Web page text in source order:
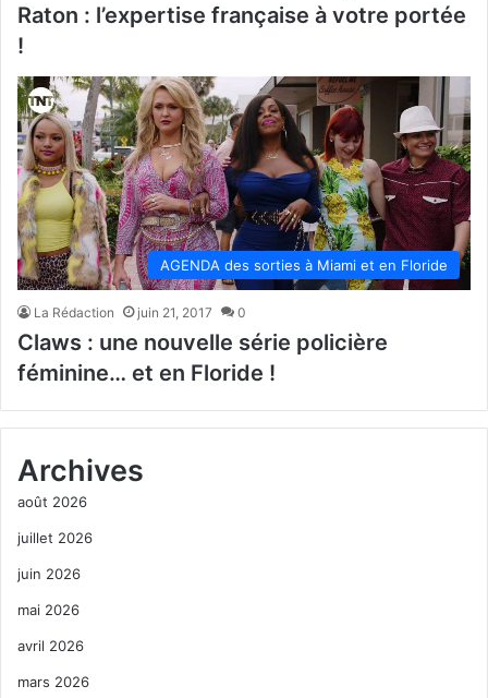
Raton : l’expertise française à votre portée
!
AGENDA des sorties à Miami et en Floride
La Rédaction juin 21, 2017 0
Claws : une nouvelle série policière
féminine… et en Floride !
Archives
août 2026
juillet 2026
juin 2026
mai 2026
avril 2026
mars 2026